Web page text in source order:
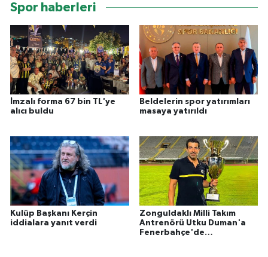
Spor haberleri
İmzalı forma 67 bin TL'ye
alıcı buldu
Beldelerin spor yatırımları
masaya yatırıldı
Kulüp Başkanı Kerçin
iddialara yanıt verdi
Zonguldaklı Milli Takım
Antrenörü Utku Duman'a
Fenerbahçe'de